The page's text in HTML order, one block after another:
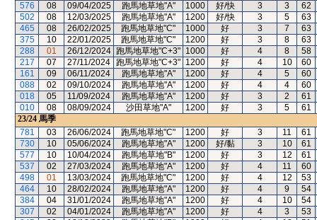
576
08 09/04/2025 跑馬地草地"A" 1000 好/快 3 3
62
502
08 12/03/2025 跑馬地草地"A" 1200 好/快 3 5
63
465
08 26/02/2025 跑馬地草地"C" 1000 好 3 7
63
375
10 22/01/2025 跑馬地草地"C" 1200 好 3 8
63
288
01 26/12/2024 跑馬地草地"C+3" 1000 好 4 8
58
217
07 27/11/2024 跑馬地草地"C+3" 1200 好 4 10
60
161
09 06/11/2024 跑馬地草地"A" 1200 好 4 5
60
088
02 09/10/2024 跑馬地草地"A" 1200 好 4 4
60
018
05 11/09/2024 跑馬地草地"A" 1200 好 3 2
61
010
08 08/09/2024 沙田草地"A" 1200 好 3 5
61
23/24 馬季
781
03 26/06/2024 跑馬地草地"C" 1200 好 3 11
61
730
10 05/06/2024 跑馬地草地"A" 1200 好/黏 3 10
61
577
10 10/04/2024 跑馬地草地"B" 1200 好 3 12
61
537
02 27/03/2024 跑馬地草地"A" 1200 好 4 11
60
498
01 13/03/2024 跑馬地草地"C" 1200 好 4 12
53
464
10 28/02/2024 跑馬地草地"A" 1200 好 4 9
54
384
04 31/01/2024 跑馬地草地"A" 1200 好 4 10
54
307
02 04/01/2024 跑馬地草地"A" 1200 好 4 3
53